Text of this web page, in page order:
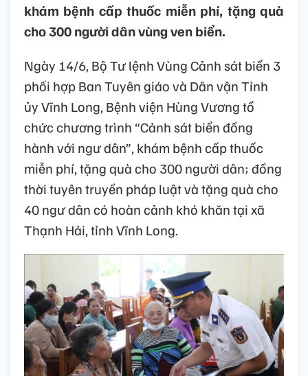
khám bệnh cấp thuốc miễn phí, tặng quà
cho 300 người dân vùng ven biển.
Ngày 14/6, Bộ Tư lệnh Vùng Cảnh sát biển 3
phối hợp Ban Tuyên giáo và Dân vận Tỉnh
ủy Vĩnh Long, Bệnh viện Hùng Vương tổ
chức chương trình “Cảnh sát biển đồng
hành với ngư dân”, khám bệnh cấp thuốc
miễn phí, tặng quà cho 300 người dân; đồng
thời tuyên truyền pháp luật và tặng quà cho
40 ngư dân có hoàn cảnh khó khăn tại xã
Thạnh Hải, tỉnh Vĩnh Long.